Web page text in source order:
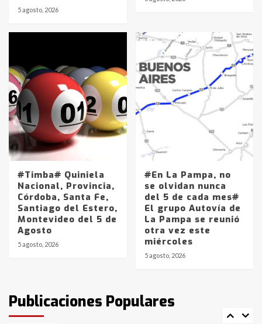
5 agosto, 2026
#Timba# Quiniela
Nacional, Provincia,
Córdoba, Santa Fe,
Santiago del Estero,
Montevideo del 5 de
Agosto
5 agosto, 2026
#En La Pampa, no
se olvidan nunca
del 5 de cada mes#
El grupo Autovía de
La Pampa se reunió
otra vez este
miércoles
5 agosto, 2026
Publicaciones Populares
protagonistas del fatal accidente
en la mañana del lunes
4
Accidente en Ruta 5: falleció un
joven de Trenque Lauquen
5
Los precios de los combustibles en
La Pampa, desde YPF hasta Axion
entre 857 a 1338 pesos
6
La Bolsa de Cereales de Bahía
Blanca anticipa que Agosto vendrá
con lluvias y heladas, en gran parte
fueron detenidos por
comercialización de drogas en la
tarde del sábado